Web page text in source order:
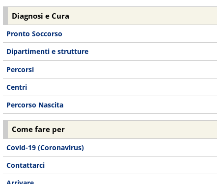
Diagnosi e Cura
Pronto Soccorso
Dipartimenti e strutture
Percorsi
Centri
Percorso Nascita
Come fare per
Covid-19 (Coronavirus)
Contattarci